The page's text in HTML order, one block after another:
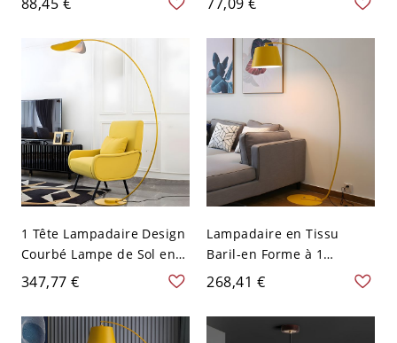
Tiffany, 1 tête - 110 V-120
V Jaune 30,48 cm
Verre - 110 V-120 V Jaune
Géométrique
1 Tête Lampadaire Design
Courbé Lampe de Sol en
Métal Style Macaron pour
Salon - Jaune 110 V-120 V
347,77 €
Lampadaire en Tissu
Baril-en Forme à 1
Ampoule Lampe sur Pied
Moderne Arquée en Métal
- 110 V-120 V Jaune
268,41 €